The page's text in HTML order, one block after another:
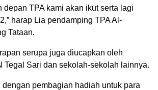
depan TPA kami akan ikut serta lagi
harap Lia pendamping TPA Al-
Tataan.
serupa juga diucapkan oleh
Tegal Sari dan sekolah-sekolah lainnya.
pembagian hadiah untuk para